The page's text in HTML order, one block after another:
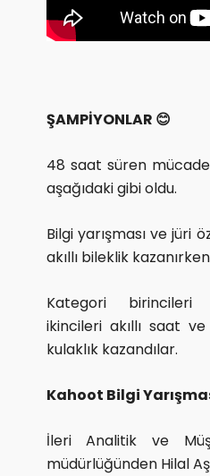
ŞAMPİYONLAR 😊
48 saat süren
aşağıdaki gibi oldu.
Bilgi yarışması ve jüri
akıllı bileklik
Kategori
ikincileri akıllı saat
kulaklık kazandılar.
Kahoot Bilgi
İleri Analitik ve
müdürlüğünden Hilal